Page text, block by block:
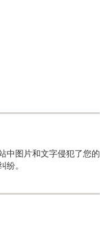
中图片和文字侵犯了您的
。